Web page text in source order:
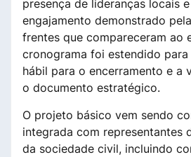
presença de lideranças locais
engajamento demonstrado
frentes que compareceram ao
cronograma foi estendido
hábil para o encerramento e a
o documento estratégico.
O projeto básico vem sendo
integrada com representantes
da sociedade civil, incluindo